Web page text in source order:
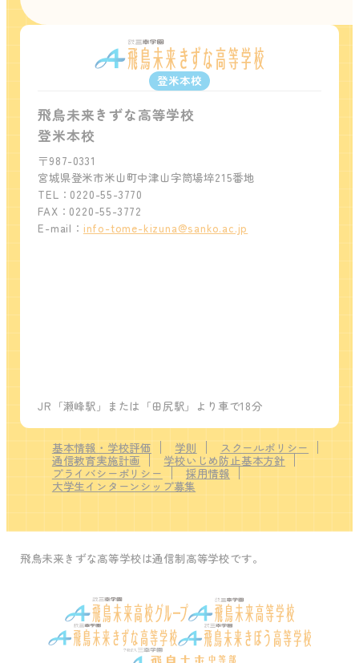
登米本校
飛鳥未来きずな高等学校
登米本校
〒987-0331
宮城県登米市米山町中津山字筒場埣215番地
TEL：0220-55-3770
FAX：0220-55-3772
E-mail： info-tome-kizuna@sanko.ac.jp
JR「瀬峰駅」または「田尻駅」より車で18分
基本情報・学校評価 学則
スクールポリシー
通信教育実施計画
学校いじめ防止基本方針
プライバシーポリシー
採用情報
大学生インターンシップ募集
飛鳥未来きずな高等学校は通信制高等学校です。